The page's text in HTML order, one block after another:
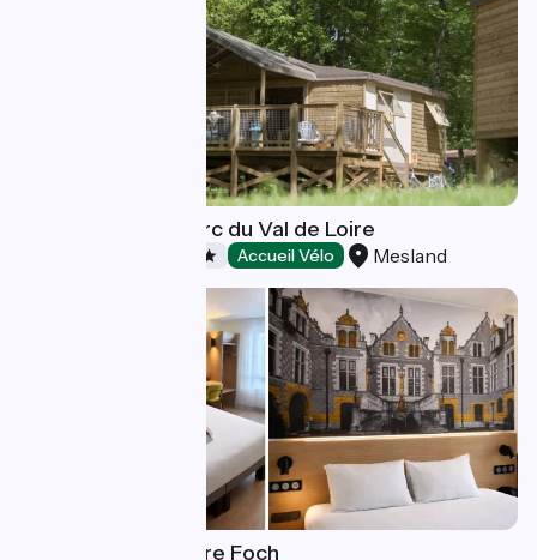
Yelloh! Village - Parc du Val de Loire
Accueil Vélo Mesland
B&B Orléans Centre Foch